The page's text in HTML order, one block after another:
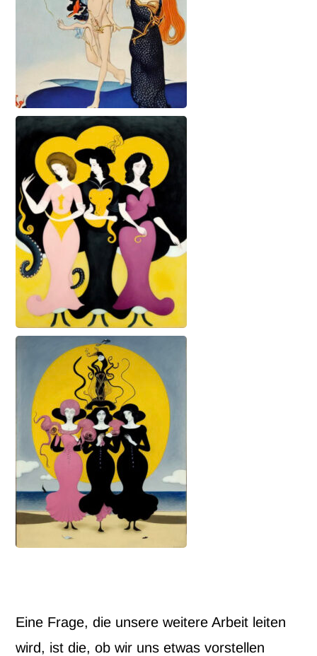
Eine Frage, die unsere weitere Arbeit leiten
wird, ist die, ob wir uns etwas vorstellen